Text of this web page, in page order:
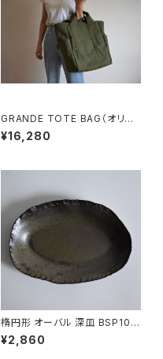
GRANDE TOTE BAG（オリー
ブ/カーキ）
¥16,280
楕円形 オーバル 深皿 BSP104
¥2,860